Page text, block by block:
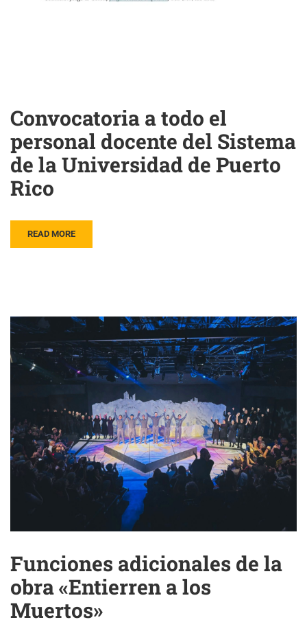
Convocatoria a todo el
personal docente del Sistema
de la Universidad de Puerto
Rico
READ MORE
Funciones adicionales de la
obra «Entierren a los
Muertos»